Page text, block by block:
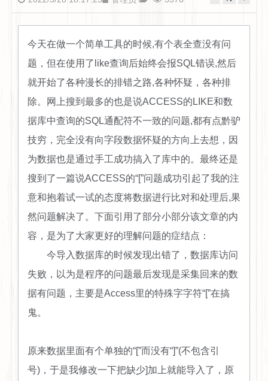
今天在做一个简单工具的时候,有个表全查没有问
题，但在使用了like查询后始终会报SQL错误,然后
就开始了各种漫长的排错之路,各种怀疑，各种排
除。网上搜到最多的也是说ACCESS的LIKE和数
据库中查询的SQL通配符不一致的问题,都有点黔驴
技穷，完全没有向字段数据怀疑的方向上去想，因
为数据也是通过手工成功搞入了库中的。最终还是
搜到了一篇说ACCESS的“[”问题成功引起了我的注
意和抱着试一试的态度将数据进行比对和处理后,果
然问题解决了。下面引用了部分小部分该文章的内
容，是为了大家更好的理解问题的症结点：
今导入数据库的时候发现出错了，数据库访问
失败，以为是程序的问题最后发现是采集回来的数
据有问题，主要是Access里的特殊字字符“[”在搞
鬼。
原来数据里面有个单独的“[”而没有“]”(不包含引
号)，于是我修改一下把缺少]加上就能导入了，原